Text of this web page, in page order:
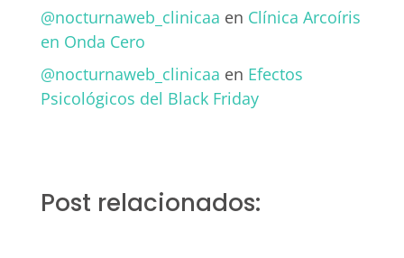
@nocturnaweb_clinicaa en Clínica Arcoíris
en Onda Cero
@nocturnaweb_clinicaa en Efectos
Psicológicos del Black Friday
Post relacionados: